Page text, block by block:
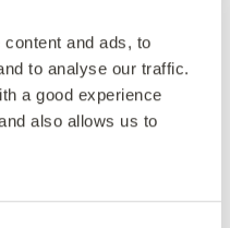
and ads, to
to analyse our traffic.
a good experience
also allows us to
- Maserungsverlauf